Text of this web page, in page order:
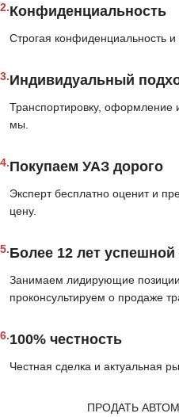
2.Конфиденциальность
Строгая конфиденциальность и
3.Индивидуальный
Транспортировку,
мы.
4.Покупаем УАЗ дорого
Эксперт бесплатно оценит и
цену.
5.Более 12 лет
Занимаем лидирующие
проконсультируем о продаже
6.100% честность
Честная сделка и актуальная
ПРОДАТЬ